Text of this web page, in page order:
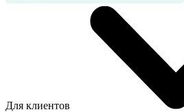
Для клиентов